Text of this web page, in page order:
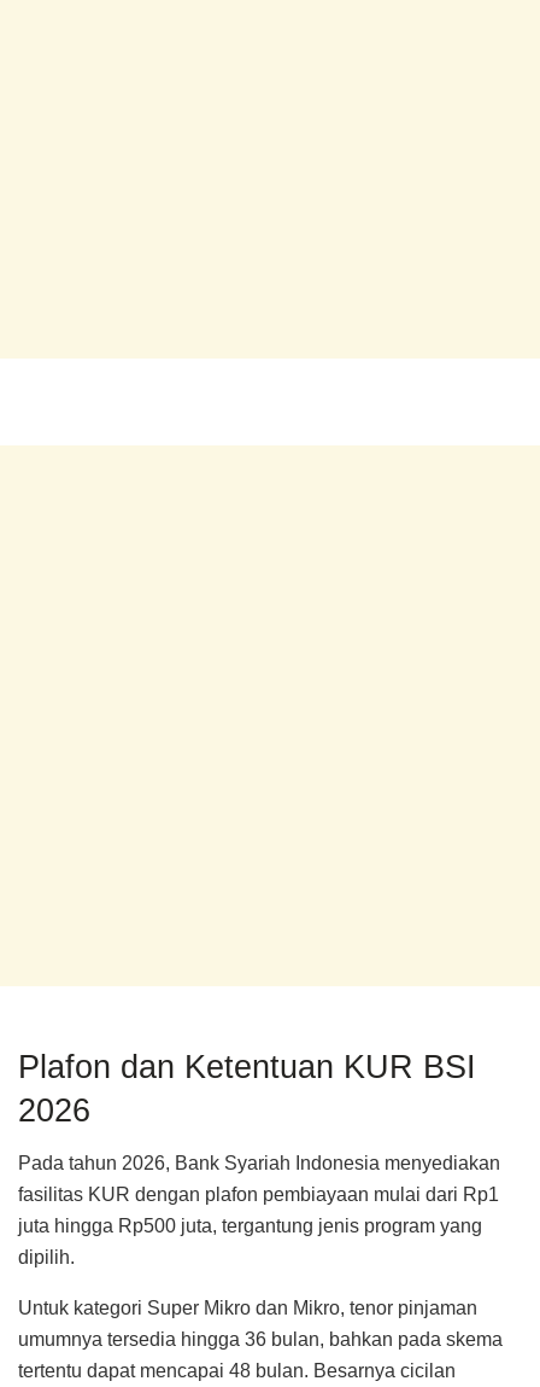
Plafon dan Ketentuan KUR BSI
2026
Pada tahun 2026, Bank Syariah Indonesia menyediakan
fasilitas KUR dengan plafon pembiayaan mulai dari Rp1
juta hingga Rp500 juta, tergantung jenis program yang
dipilih.
Untuk kategori Super Mikro dan Mikro, tenor pinjaman
umumnya tersedia hingga 36 bulan, bahkan pada skema
tertentu dapat mencapai 48 bulan. Besarnya cicilan